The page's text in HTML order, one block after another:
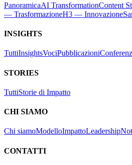
PanoramicaAI TransformationContent
— TrasformazioneH3 — Innovazione
INSIGHTS
TuttiInsightsVociPubblicazioni
STORIES
TuttiStorie di Impatto
CHI SIAMO
Chi siamoModelloImpattoLeadership
CONTATTI